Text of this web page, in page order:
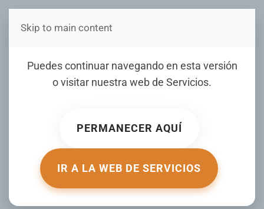
Estás en Telenord Medios
Puedes continuar navegando en esta versión
o visitar nuestra web de Servicios.
PERMANECER AQUÍ
IR A LA WEB DE SERVICIOS
Skip to main content
licorería en EE.UU. y se queda
dormido borracho en el baño
ESCRITO POR ACTUALIDAD.RT.COM EL03 DICIEMBRE 2025
PUBLICADO EN